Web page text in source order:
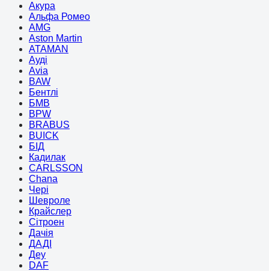
Акура
Альфа Ромео
AMG
Aston Martin
ATAMAN
Ауді
Avia
BAW
Бентлі
БМВ
BPW
BRABUS
BUICK
БІД
Кадилак
CARLSSON
Chana
Чері
Шевроле
Крайслер
Сітроен
Дачія
ДАДІ
Деу
DAF